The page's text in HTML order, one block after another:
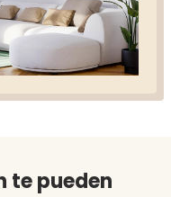
te pueden